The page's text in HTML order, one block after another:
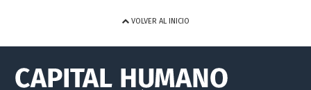
VOLVER AL INICIO